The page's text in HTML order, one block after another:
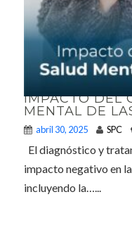
IMPACTO DEL
MENTAL DE
abril 30, 2025 SPC
El diagnóstico y
impacto negativo en
incluyendo la…...